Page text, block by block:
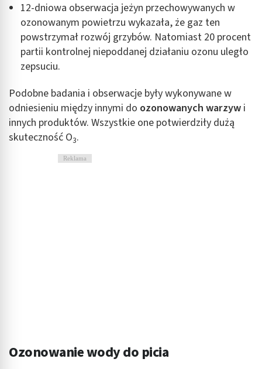
12-dniowa obserwacja jeżyn przechowywanych w
ozonowanym powietrzu wykazała, że gaz ten
powstrzymał rozwój grzybów. Natomiast 20 procent
partii kontrolnej niepoddanej działaniu ozonu uległo
zepsuciu.
Podobne badania i obserwacje były wykonywane w
odniesieniu między innymi do ozonowanych warzyw i
innych produktów. Wszystkie one potwierdziły dużą
skuteczność O3.
Reklama
Ozonowanie wody do picia